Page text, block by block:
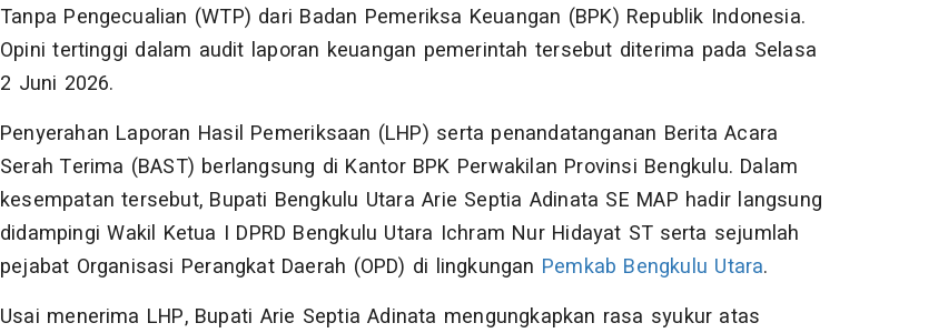
Tanpa Pengecualian (WTP) dari Badan Pemeriksa Keuangan (BPK) Republik Indonesia.
Opini tertinggi dalam audit laporan keuangan pemerintah tersebut diterima pada Selasa
2 Juni 2026.
Penyerahan Laporan Hasil Pemeriksaan (LHP) serta penandatanganan Berita Acara
Serah Terima (BAST) berlangsung di Kantor BPK Perwakilan Provinsi Bengkulu. Dalam
kesempatan tersebut, Bupati Bengkulu Utara Arie Septia Adinata SE MAP hadir langsung
didampingi Wakil Ketua I DPRD Bengkulu Utara Ichram Nur Hidayat ST serta sejumlah
pejabat Organisasi Perangkat Daerah (OPD) di lingkungan Pemkab Bengkulu Utara.
Usai menerima LHP, Bupati Arie Septia Adinata mengungkapkan rasa syukur atas